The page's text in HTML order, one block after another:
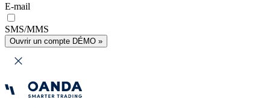
E-mail
SMS/MMS
Ouvrir un compte DÉMO »